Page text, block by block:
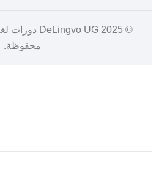
© 2025 DeLingvo UG دورات لغة ألمانية
محفوظة.